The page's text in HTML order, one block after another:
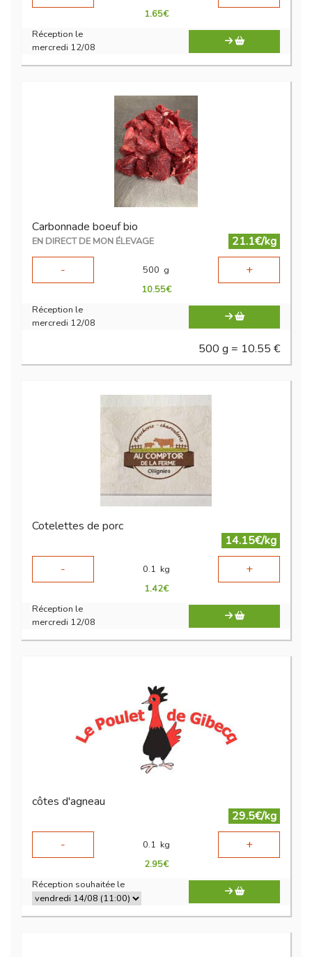
1.65€
Réception le
mercredi 12/08
Carbonnade boeuf bio
EN DIRECT DE MON ÉLEVAGE
21.1€/kg
-
500 g +
10.55€
Réception le
mercredi 12/08
500 g = 10.55 €
Cotelettes de porc
14.15€/kg
-
0.1 kg +
1.42€
Réception le
mercredi 12/08
côtes d'agneau
29.5€/kg
-
0.1 kg +
2.95€
Réception souhaitée le